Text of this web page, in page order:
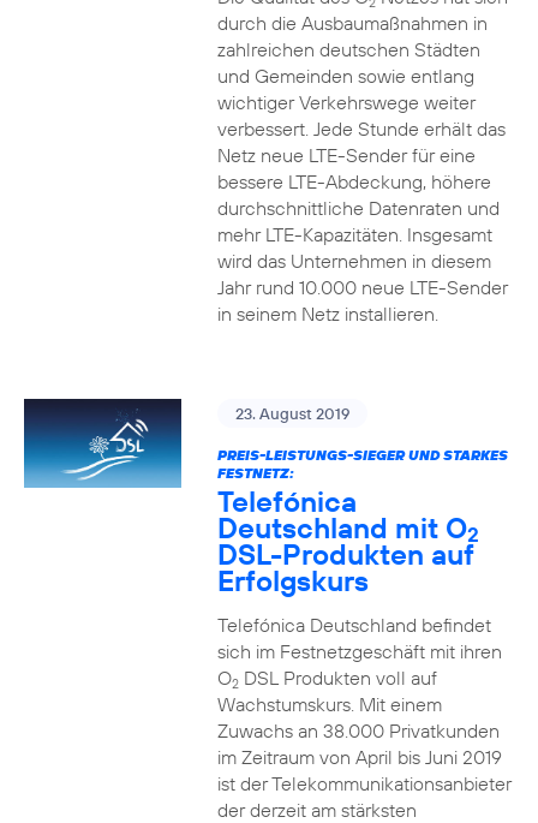
durch die Ausbaumaßnahmen in
zahlreichen deutschen Städten
und Gemeinden sowie entlang
wichtiger Verkehrswege weiter
verbessert. Jede Stunde erhält das
Netz neue LTE-Sender für eine
bessere LTE-Abdeckung, höhere
durchschnittliche Datenraten und
mehr LTE-Kapazitäten. Insgesamt
wird das Unternehmen in diesem
Jahr rund 10.000 neue LTE-Sender
in seinem Netz installieren.
23. August 2019
PREIS-LEISTUNGS-SIEGER UND STARKES
FESTNETZ:
Telefónica
Deutschland mit O2
DSL-Produkten auf
Erfolgskurs
Telefónica Deutschland befindet
sich im Festnetzgeschäft mit ihren
O2DSL Produkten voll auf
Wachstumskurs. Mit einem
Zuwachs an 38.000 Privatkunden
im Zeitraum von April bis Juni 2019
ist der Telekommunikationsanbieter
der derzeit am stärksten